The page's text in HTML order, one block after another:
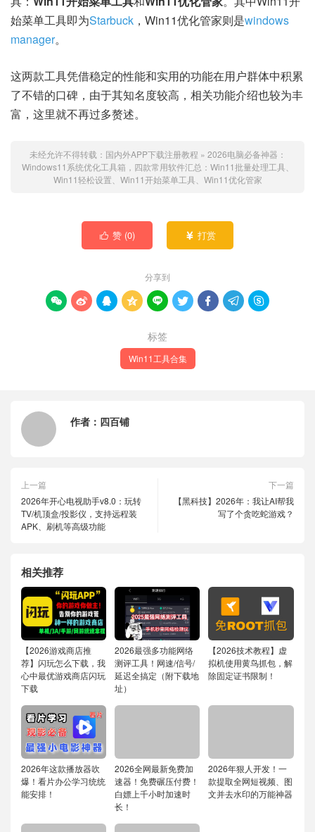
始菜单工具即为Starbuck ，Win11优化管家则是windows
manager。
这两款工具凭借稳定的性能和实用的功能在用户群体中积累
了不错的口碑，由于其知名度较高，相关功能介绍也较为丰
富，这里就不再过多赘述。
未经允许不得转载： 国内外APP下载注册教程 » 2026电脑必备神器：
Windows11系统优化工具箱，四款常用软件汇总：Win11批量处理工具、
Win11轻松设置、Win11开始菜单工具、Win11优化管家
 赞 (0)  打赏
分享到
        
标签
Win11工具合集
作者： 四百铺
上一篇
2026年开心电视助手v8.0：玩转
TV/机顶盒/投影仪，支持远程装
APK、刷机等高级功能
下一篇
【黑科技】2026年：我让AI帮我
写了个贪吃蛇游戏？
相关推荐
【2026游戏商店推
荐】闪玩怎么下载，我
心中最优游戏商店闪玩
下载
2026最强多功能网络
测评工具！网速/信号/
延迟全搞定（附下载地
址）
【2026技术教程】虚
拟机使用黄鸟抓包，解
除固定证书限制！
2026年这款播放器吹
爆！看片办公学习统统
能安排！
2026全网最新免费加
速器！免费碾压付费！
白嫖上千小时加速时
长！
2026年狠人开发！一
款提取全网短视频、图
文并去水印的万能神器